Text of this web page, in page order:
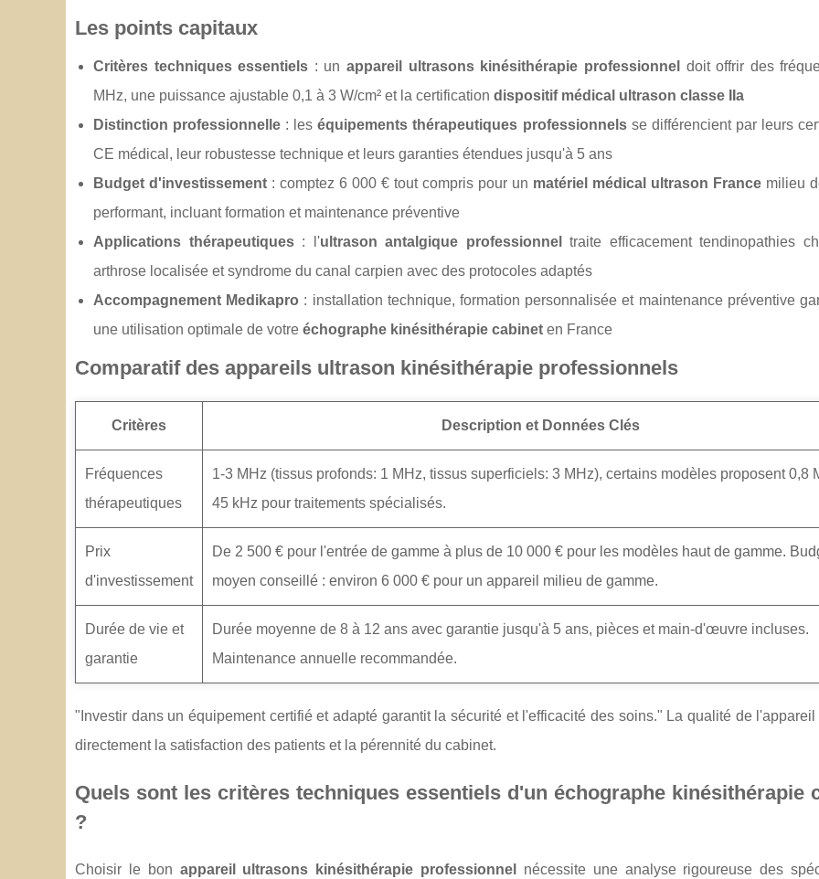
Les points capitaux
Critères techniques essentiels : unappareil ultrasons kinésithérapie professionnel
doit offrir des
MHz, une puissance ajustable 0,1 à 3 W/cm² et la certification dispositif médical ultrason classe IIa
Distinction professionnelle : leséquipements thérapeutiques professionnelsse différencient par leurs
CE médical, leur robustesse technique et leurs garanties étendues jusqu'à 5 ans
Budget d'investissement : comptez 6 000 € tout compris pour un matériel médical ultrason France milieu
performant, incluant formation et maintenance préventive
Applications thérapeutiques: l'ultrason antalgique professionnel
traite efficacement tendinopathies
arthrose localisée et syndrome du canal carpien avec des protocoles adaptés
Accompagnement Medikapro : installation technique, formation personnalisée et maintenance préventive
une utilisation optimale de votre échographe kinésithérapie cabinet en France
Comparatif des appareils ultrason kinésithérapie professionnels
Critères Description et Données Clés
Fréquences
thérapeutiques
1-3 MHz (tissus profonds: 1 MHz, tissus superficiels: 3 MHz), certains modèles proposent 0,8
45 kHz pour traitements spécialisés.
Prix
d'investissement
De 2 500 € pour l'entrée de gamme à plus de 10 000 € pour les modèles haut de gamme.
moyen conseillé : environ 6 000 € pour un appareil milieu de gamme.
Durée de vie et
garantie
Durée moyenne de 8 à 12 ans avec garantie jusqu'à 5 ans, pièces et main-d'œuvre incluses.
Maintenance annuelle recommandée.
"Investir dans un équipement certifié et adapté garantit la sécurité et l'efficacité des soins." La qualité de
directement la satisfaction des patients et la pérennité du cabinet.
Quels sont les critères techniques essentiels d'un échographe kinésithérapie
?
Choisir le bon appareil ultrasons kinésithérapie professionnel
nécessite une analyse rigoureuse des